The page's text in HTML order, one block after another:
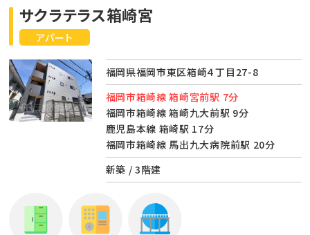
アパート
サクラテラス箱崎宮
福岡県福岡市東区箱崎４丁目27-8
福岡市箱崎線 箱崎宮前駅 7分
福岡市箱崎線 箱崎九大前駅 9分
鹿児島本線 箱崎駅 17分
福岡市箱崎線 馬出九大病院前駅 20分
新築 / 3階建